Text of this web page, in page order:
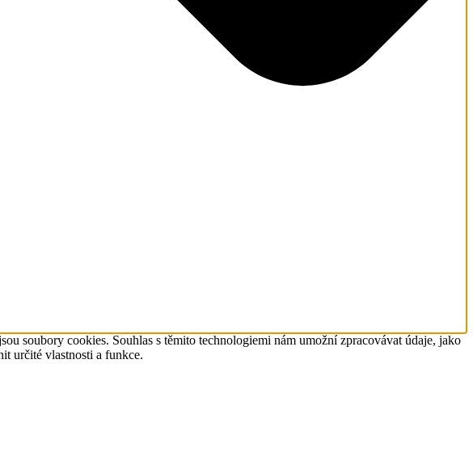
soubory cookies. Souhlas s těmito technologiemi nám umožní zpracovávat údaje, jako
určité vlastnosti a funkce.